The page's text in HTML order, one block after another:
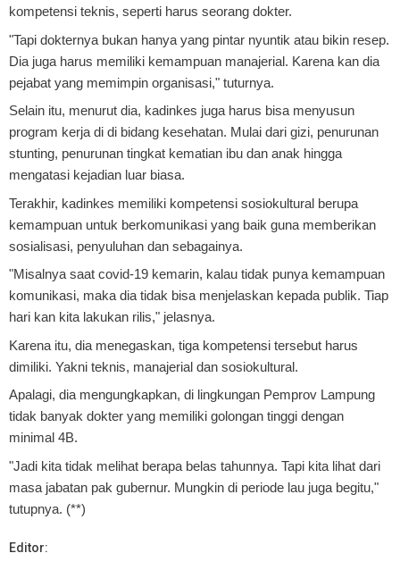
kompetensi teknis, seperti harus seorang dokter.
"Tapi dokternya bukan hanya yang pintar nyuntik atau bikin resep.
Dia juga harus memiliki kemampuan manajerial. Karena kan dia
pejabat yang memimpin organisasi," tuturnya.
Selain itu, menurut dia, kadinkes juga harus bisa menyusun
program kerja di di bidang kesehatan. Mulai dari gizi, penurunan
stunting, penurunan tingkat kematian ibu dan anak hingga
mengatasi kejadian luar biasa.
Terakhir, kadinkes memiliki kompetensi sosiokultural berupa
kemampuan untuk berkomunikasi yang baik guna memberikan
sosialisasi, penyuluhan dan sebagainya.
"Misalnya saat covid-19 kemarin, kalau tidak punya kemampuan
komunikasi, maka dia tidak bisa menjelaskan kepada publik. Tiap
hari kan kita lakukan rilis," jelasnya.
Karena itu, dia menegaskan, tiga kompetensi tersebut harus
dimiliki. Yakni teknis, manajerial dan sosiokultural.
Apalagi, dia mengungkapkan, di lingkungan Pemprov Lampung
tidak banyak dokter yang memiliki golongan tinggi dengan
minimal 4B.
"Jadi kita tidak melihat berapa belas tahunnya. Tapi kita lihat dari
masa jabatan pak gubernur. Mungkin di periode lau juga begitu,"
tutupnya. (**)
Editor: